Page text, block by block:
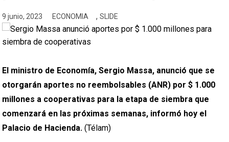
9 junio, 2023 ECONOMIA ,SLIDE
El ministro de Economía, Sergio Massa, anunció que se
otorgarán aportes no reembolsables (ANR) por $ 1.000
millones a cooperativas para la etapa de siembra que
comenzará en las próximas semanas, informó hoy el
Palacio de Hacienda.(Télam)